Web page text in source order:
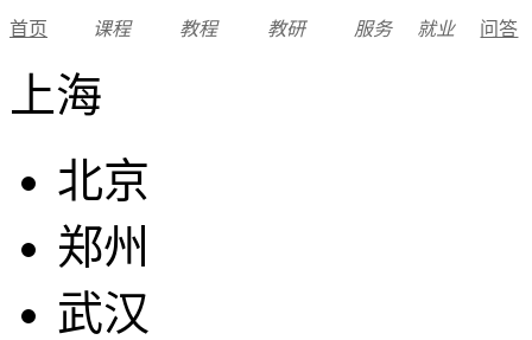
首页 课程 教程 教研 服务 就业 问答
上海
北京
郑州
武汉